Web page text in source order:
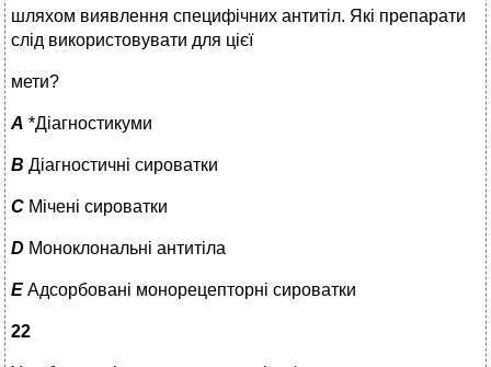
шляхом виявлення специфічних антитіл. Які препарати
слід використовувати для цієї
мети?
A *Діагностикуми
B Діагностичні сироватки
C Мічені сироватки
D Моноклональні антитіла
E Адсорбовані монорецепторні сироватки
22